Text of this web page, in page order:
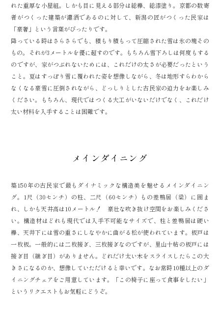
れた重厚な小屋組。しかも目に見える部分は総欅、総漆塗り。京都の数寄
者がつくった建築が瀟洒であるのに対して、新潟の匠がつくった民家は
「豪奢」という言葉がぴったりです。
降っている時はさらさらでも、積もり積もって圧縮された雪は氷の塊その
もの。それが3メートルを優に超すのです。もちろん雪下ろしは何度もする
のですが、家がつぶれないためには、これだけの太さが必要だったという
こと。夏はすっぽり雪に覆われた姿を想像しながら、冬は地形すらわから
なくなる豪雪に圧倒されながら、どっしりとした古民家の迫力をお楽しみ
ください。もちろん、現代ではつくる大工がいないだけでなく、これだけ
太い材料を入手することは困難です。
メインダイニング
築150年の古民家で最もダイナミックな構造美を魅せるメインダイニン
グ。1尺（30センチ）の柱、二尺（60センチ）もの差鴨居（梁）に囲ま
れ、しかも天井高は10メートル！ 豪壮な吹き抜け空間をお楽しみくださ
い。構造材はどれも現代では入手不可能なサイズで、柱と差鴨居は硬い
欅、天井下には雪の重さにしなやかに曲がる松が使われています。板戸は
一枚板。一般的には二枚接ぎ、三枚接ぎなのですが、里山十帖の板戸には
接ぎ目（継ぎ目）がありません。どれだけ太い木をスライスしたらこの大
きさになるのか、想像していただけると幸いです。なお常時10種以上のダ
イニングチェアをご用意しています。「この椅子に座って食事をしたい」
というリクエストもお気軽にどうぞ。